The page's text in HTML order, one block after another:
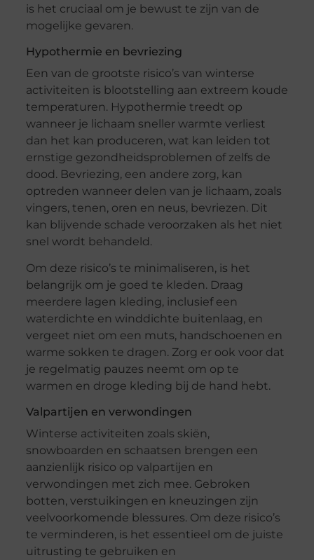
is het cruciaal om je bewust te zijn van de
mogelijke gevaren.
Hypothermie en bevriezing
Een van de grootste risico’s van winterse
activiteiten is blootstelling aan extreem koude
temperaturen. Hypothermie treedt op
wanneer je lichaam sneller warmte verliest
dan het kan produceren, wat kan leiden tot
ernstige gezondheidsproblemen of zelfs de
dood. Bevriezing, een andere zorg, kan
optreden wanneer delen van je lichaam, zoals
vingers, tenen, oren en neus, bevriezen. Dit
kan blijvende schade veroorzaken als het niet
snel wordt behandeld.
Om deze risico’s te minimaliseren, is het
belangrijk om je goed te kleden. Draag
meerdere lagen kleding, inclusief een
waterdichte en winddichte buitenlaag, en
vergeet niet om een muts, handschoenen en
warme sokken te dragen. Zorg er ook voor dat
je regelmatig pauzes neemt om op te
warmen en droge kleding bij de hand hebt.
Valpartijen en verwondingen
Winterse activiteiten zoals skiën,
snowboarden en schaatsen brengen een
aanzienlijk risico op valpartijen en
verwondingen met zich mee. Gebroken
botten, verstuikingen en kneuzingen zijn
veelvoorkomende blessures. Om deze risico’s
te verminderen, is het essentieel om de juiste
uitrusting te gebruiken en